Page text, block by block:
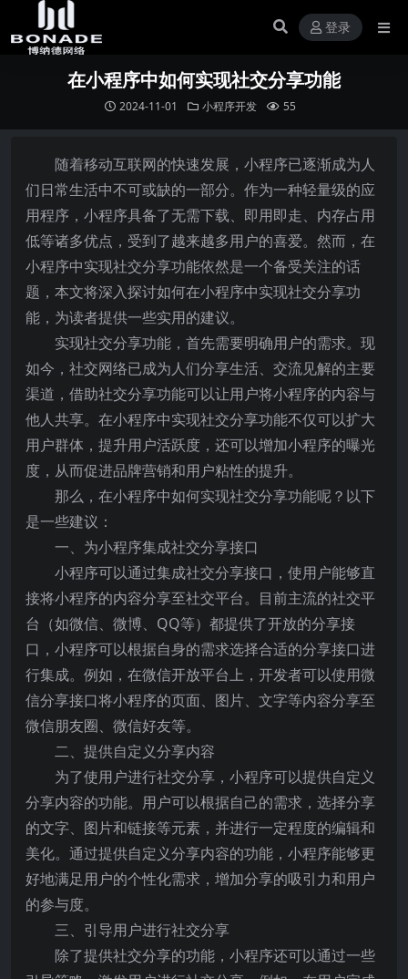
登录
在小程序中如何实现社交分享功能
2024-11-01 小程序开发 55
随着移动互联网的快速发展，小程序已逐渐成为人
们日常生活中不可或缺的一部分。作为一种轻量级的应
用程序，小程序具备了无需下载、即用即走、内存占用
低等诸多优点，受到了越来越多用户的喜爱。然而，在
小程序中实现社交分享功能依然是一个备受关注的话
题，本文将深入探讨如何在小程序中实现社交分享功
能，为读者提供一些实用的建议。
实现社交分享功能，首先需要明确用户的需求。现
如今，社交网络已成为人们分享生活、交流见解的主要
渠道，借助社交分享功能可以让用户将小程序的内容与
他人共享。在小程序中实现社交分享功能不仅可以扩大
用户群体，提升用户活跃度，还可以增加小程序的曝光
度，从而促进品牌营销和用户粘性的提升。
那么，在小程序中如何实现社交分享功能呢？以下
是一些建议：
一、为小程序集成社交分享接口
小程序可以通过集成社交分享接口，使用户能够直
接将小程序的内容分享至社交平台。目前主流的社交平
台（如微信、微博、QQ等）都提供了开放的分享接
口，小程序可以根据自身的需求选择合适的分享接口进
行集成。例如，在微信开放平台上，开发者可以使用微
信分享接口将小程序的页面、图片、文字等内容分享至
微信朋友圈、微信好友等。
二、提供自定义分享内容
为了使用户进行社交分享，小程序可以提供自定义
分享内容的功能。用户可以根据自己的需求，选择分享
的文字、图片和链接等元素，并进行一定程度的编辑和
美化。通过提供自定义分享内容的功能，小程序能够更
好地满足用户的个性化需求，增加分享的吸引力和用户
的参与度。
三、引导用户进行社交分享
除了提供社交分享的功能，小程序还可以通过一些